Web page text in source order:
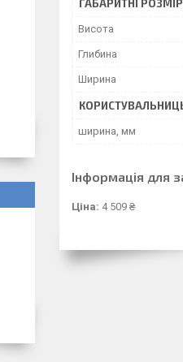
ГАБАРИТНІ
Висота
Глибина
Ширина
ширина, мм
Інформація для
Ціна: 4 509 ₴